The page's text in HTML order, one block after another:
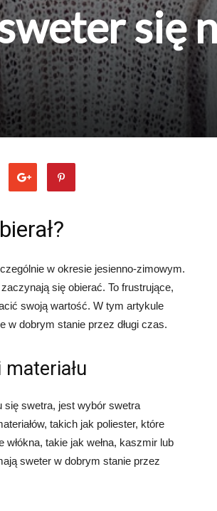
się
w okresie jesienno-zimowym.
się obierać. To frustrujące,
swoją wartość. W tym artykule
w dobrym stanie przez długi czas.
swetra, jest wybór swetra
takich jak poliester, które
takie jak wełna, kaszmir lub
sweter w dobrym stanie przez